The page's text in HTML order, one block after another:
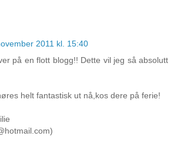
2011 kl. 15:40
på en flott blogg!! Dette vil jeg så absolutt
helt fantastisk ut nå,kos dere på ferie!